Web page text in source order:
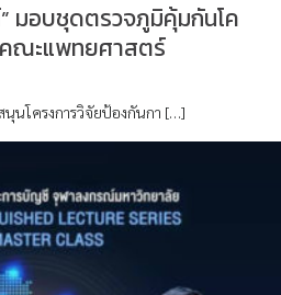
มอบชุดตรวจภูมิคุ้มกันโค
คณะแพทยศาสตร์
นโครงการวิจัยป้องกันกา […]